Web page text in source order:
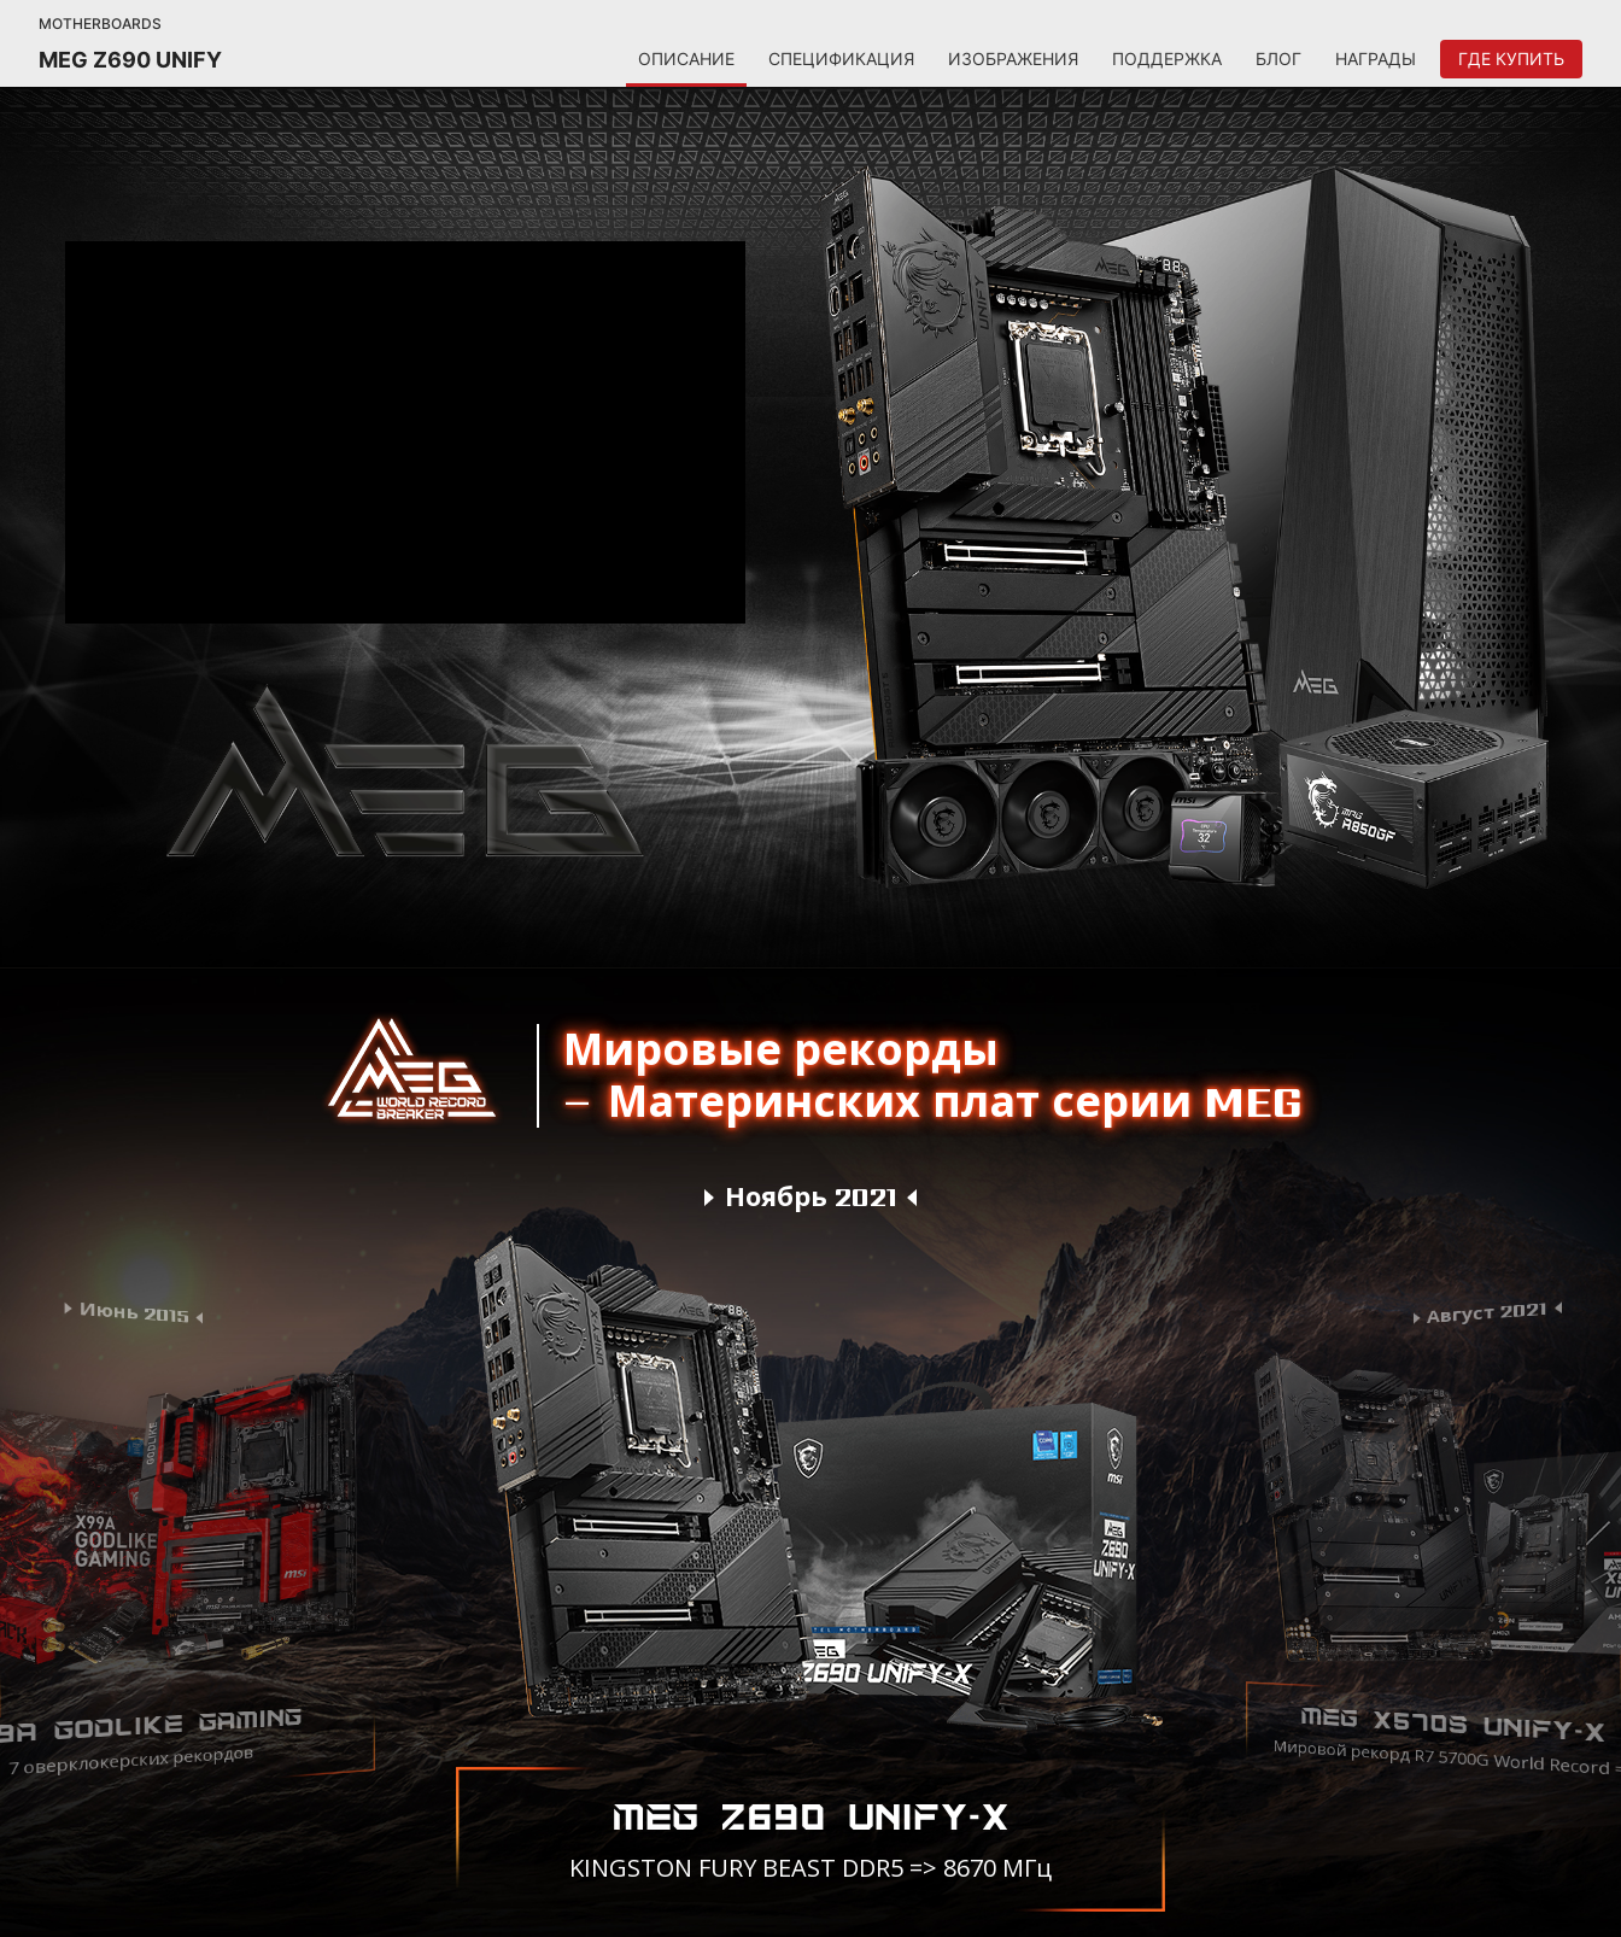
MOTHERBOARDS
MEG Z690 UNIFY ОПИСАНИЕ СПЕЦИФИКАЦИЯ ИЗОБРАЖЕНИЯ ПОДДЕРЖКА БЛОГ НАГРАДЫ ГДЕ КУПИТЬ
Мировые рекорды
– Материнских плат серии MEG
Ноябрь 2021
MEG Z690 UNIFY-X
KINGSTON FURY BEAST DDR5 => 8670 МГц
Август 2021
MEG X570S UNIFY-
Мировой рекорд R7 5700G World
Июнь 2015
GODLIKE GAMING
7 оверклокерских рекордов